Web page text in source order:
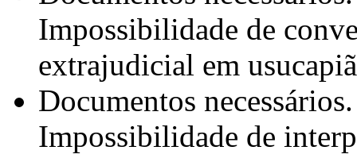
Impossibilidade de
extrajudicial em
Documentos
Impossibilidade de